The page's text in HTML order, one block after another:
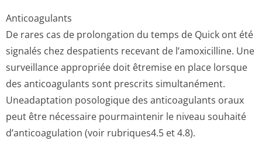
Anticoagulants
De rares cas de prolongation du temps de Quick ont été
signalés chez despatients recevant de l’amoxicilline. Une
surveillance appropriée doit êtremise en place lorsque
des anticoagulants sont prescrits simultanément.
Uneadaptation posologique des anticoagulants oraux
peut être nécessaire pourmaintenir le niveau souhaité
d’anticoagulation (voir rubriques4.5 et 4­.8).